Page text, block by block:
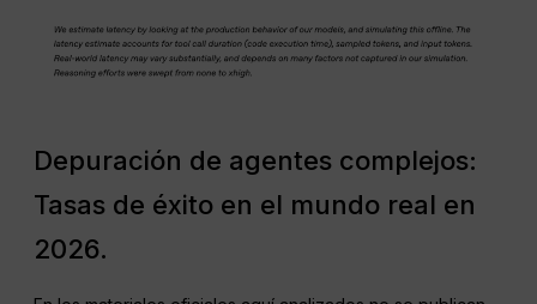
Depuración de agentes complejos:
Tasas de éxito en el mundo real en
2026.